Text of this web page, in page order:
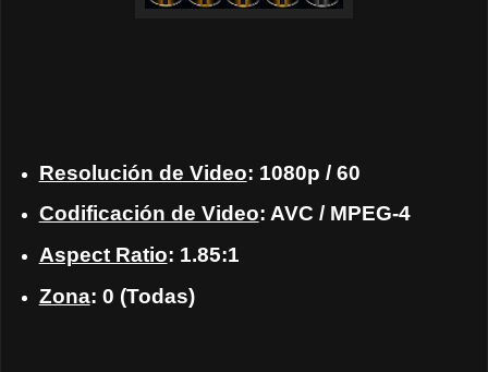
Resolución de Video: 1080p / 60
Codificación de Video: AVC / MPEG-4
Aspect Ratio: 1.85:1
Zona: 0 (Todas)